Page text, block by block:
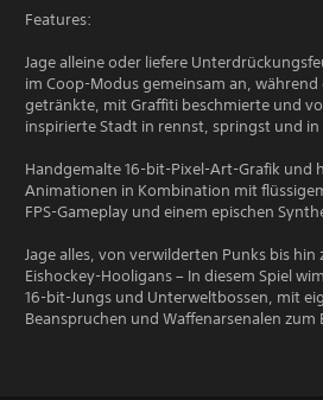
Features:
Jage alleine oder liefere
im Coop-Modus gemeinsam an,
getränkte, mit Graffiti beschmierte und
inspirierte Stadt in rennst, springst und
Handgemalte 16-bit-Pixel-Art-Grafik und
Animationen in Kombination mit
FPS-Gameplay und einem epischen
Jage alles, von verwilderten Punks bis hin
Eishockey-Hooligans – In diesem Spiel
16-bit-Jungs und Unterweltbossen, mit
Beanspruchen und Waffenarsenalen zum